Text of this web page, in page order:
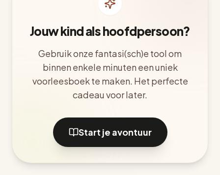
Jouw kind als hoofdpersoon?
Gebruik onze fantasi(sch)e tool om
binnen enkele minuten een uniek
voorleesboek te maken. Het perfecte
cadeau voor later.
Start je avontuur